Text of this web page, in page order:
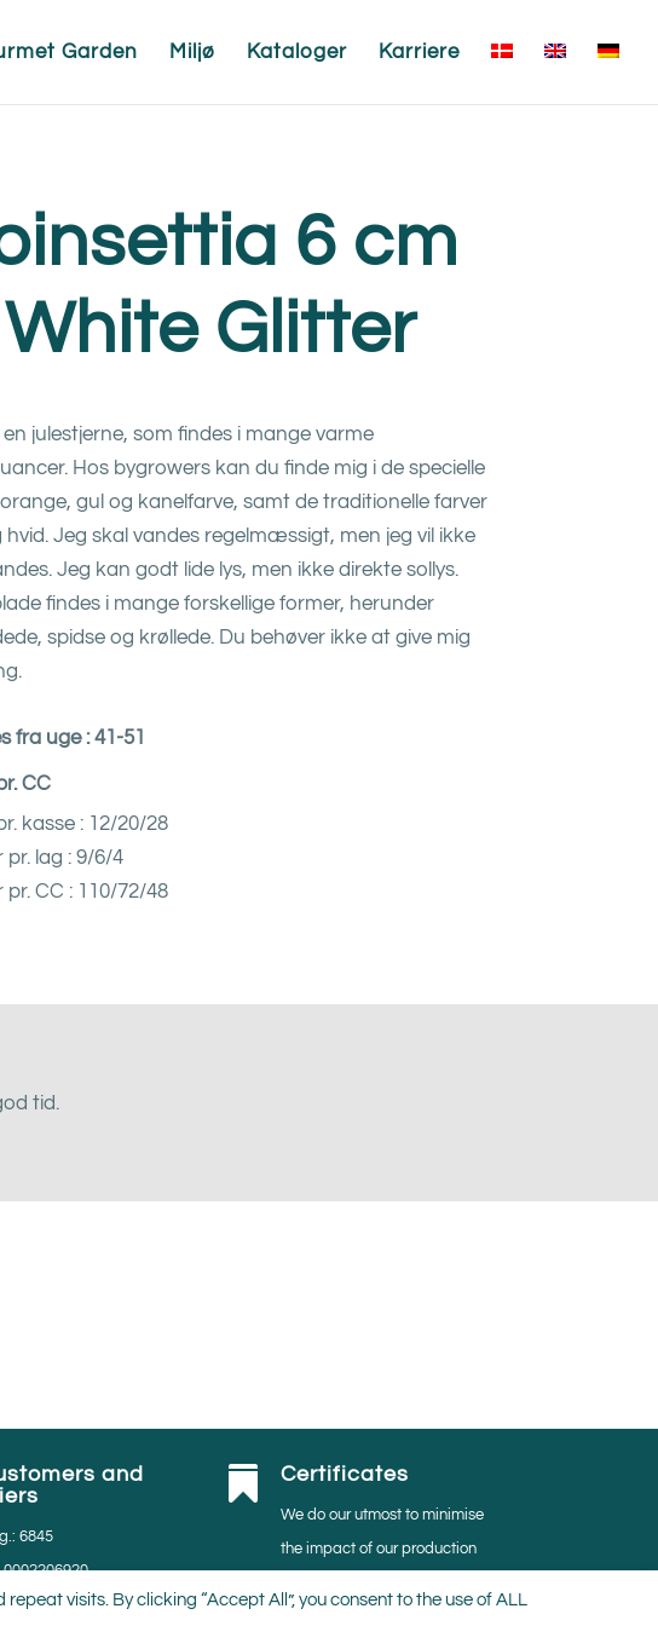
Garden Miljø Kataloger Karriere
6 cm
Glitter
julestjerne, som findes i mange varme
Hos bygrowers kan du finde mig i de specielle
gul og kanelfarve, samt de traditionelle farver
hvid. Jeg skal vandes regelmæssigt, men jeg vil ikke
Jeg kan godt lide lys, men ikke direkte sollys.
findes i mange forskellige former, herunder
spidse og krøllede. Du behøver ikke at give mig
fra uge : 41-51
CC
kasse : 12/20/28
pr. lag : 9/6/4
pr. CC : 110/72/48
tid.
and
6845
 Certificates
We do our utmost to minimise
the impact of our production
visits. By clicking “Accept All”, you consent to the use of ALL